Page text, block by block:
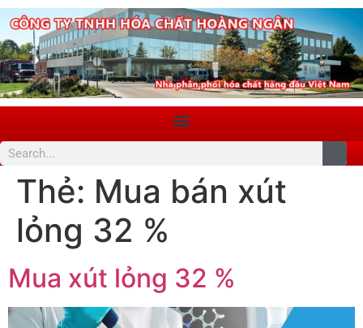
Thẻ: Mua bán xút
lỏng 32 %
Mua xút lỏng 32 %